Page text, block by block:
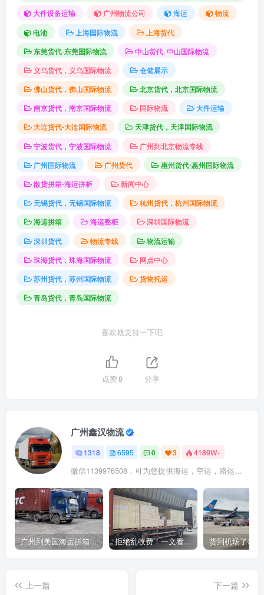
大件设备运输 广州物流公司 海运
物流
电池
上海国际物流
上海货代
东莞货代-东莞国际物流
中山货代. 中山国际物流
义乌货代，义乌国际物流
仓储展示
佛山货代，佛山国际物流
北京货代，北京国际物流
南京货代，南京国际物流
国际物流
大件运输
大连货代-大连国际物流
天津货代，天津国际物流
宁波货代，宁波国际物流
广州到北京物流专线
广州国际物流
广州货代
惠州货代-惠州国际物流
散货拼箱-海运拼柜
新闻中心
无锡货代，无锡国际物流
杭州货代，杭州国际物流
海运拼箱
海运整柜
深圳国际物流
深圳货代
物流专线
物流运输
珠海货代，珠海国际物流
网点中心
苏州货代，苏州国际物流
货物托运
青岛货代，青岛国际物流
喜欢就支持一下吧
点赞8 分享
广州鑫汉物流
1318 6595 0 3 4189W+
微信1139976508，可为您提供海运，空运，路运，铁路运输
广州到美国海运拼箱多少钱？2024年最新运费构成+隐藏费用避坑指南 拒绝乱收费！一文看懂中国货代计费套路，教你避开所有隐形坑
上一篇
下一篇